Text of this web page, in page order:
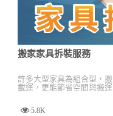
搬家家具拆裝服務
許多大型家具為組合型，
載運，更能節省空間與搬運
5.8K